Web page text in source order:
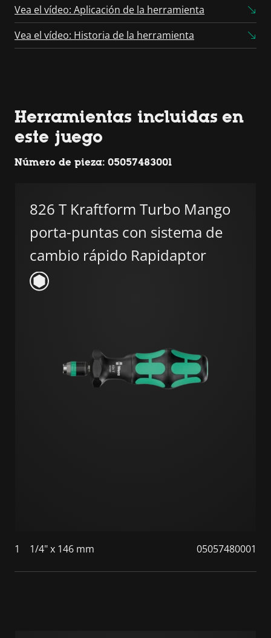
Vea el vídeo: Aplicación de la herramienta
Vea el vídeo: Historia de la herramienta
Herramientas incluidas en
este juego
Número de pieza: 05057483001
826 T Kraftform Turbo Mango
porta-puntas con sistema de
cambio rápido Rapidaptor
1 1/4" x 146 mm 05057480001